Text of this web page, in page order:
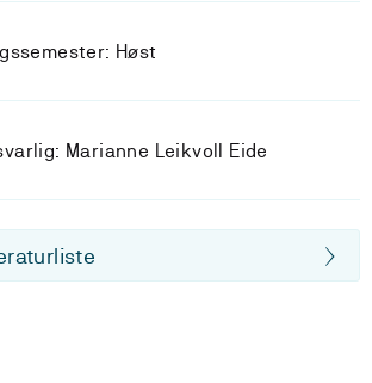
Høst
Marianne Leikvoll Eide